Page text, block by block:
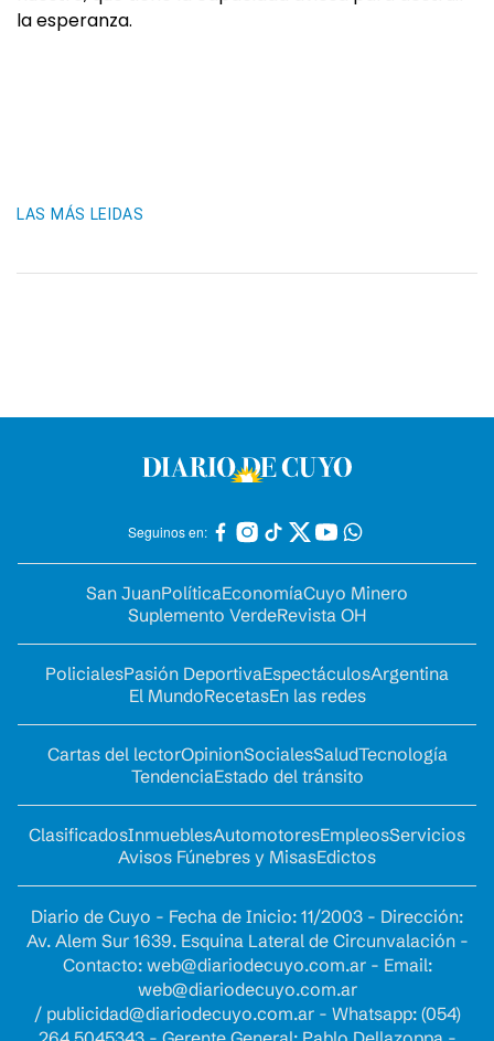
la esperanza.
LAS MÁS LEIDAS
Seguinos en:
San JuanPolíticaEconomíaCuyo Minero
Suplemento VerdeRevista OH
PolicialesPasión DeportivaEspectáculosArgentina
El MundoRecetasEn las redes
Cartas del lectorOpinionSocialesSaludTecnología
TendenciaEstado del tránsito
ClasificadosInmueblesAutomotoresEmpleosServicios
Avisos Fúnebres y MisasEdictos
Diario de Cuyo - Fecha de Inicio: 11/2003 - Dirección:
Av. Alem Sur 1639. Esquina Lateral de Circunvalación -
Contacto: web@diariodecuyo.com.ar- Email:
web@diariodecuyo.com.ar
/ publicidad@diariodecuyo.com.ar- Whatsapp: (054)